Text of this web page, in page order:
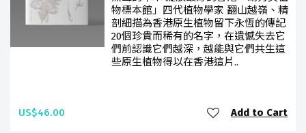
物標本館」四代植物學家 翻山越嶺、精
剖細描為香港原生植物留下永恆的傳記
20個珍貴而稀有的名字，在遺憾失去它
們前認識它們越深，越能與它們共生這
些原生植物得以在香港這片..
US$46.00 Add to Cart